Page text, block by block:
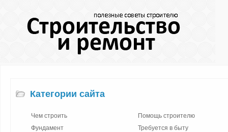
Категории сайта
Чем строить
Фундамент
Помощь строителю
Требуется в быту